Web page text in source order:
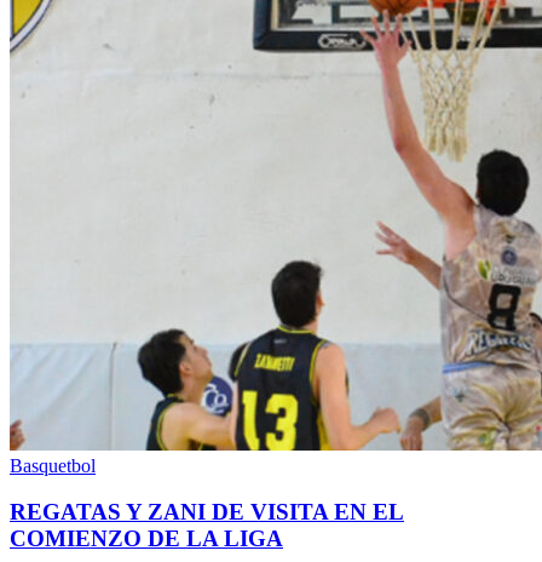
Basquetbol
REGATAS Y ZANI DE VISITA EN EL
COMIENZO DE LA LIGA